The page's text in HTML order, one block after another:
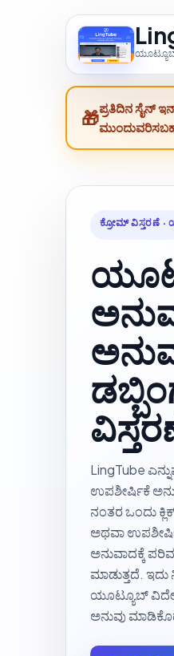
ಯೂಟ್ಯೂಬ್
ಪ್ರತಿದಿನ ಸೈನ್
ಕ್ರೋಮ್ ವಿಸ್ತರಣೆ ·
LingTube
ಉಪಶೀರ್ಷಿಕೆ
ನಂತರ ಒಂದು
ಅಥವಾ
ಅನುವಾದಕ್ಕೆ
ಮಾಡುತ್ತದೆ.
ಯೂಟ್ಯೂಬ್
ಅನುವು